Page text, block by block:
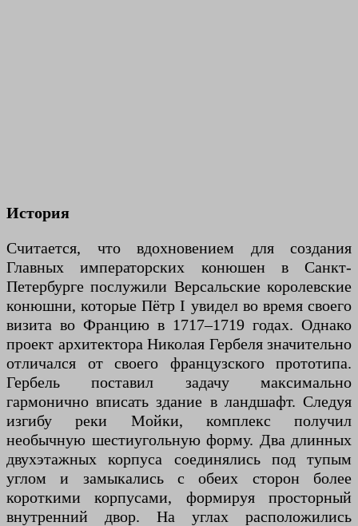
История
Считается, что вдохновением для создания
Главных императорских конюшен в Санкт-
Петербурге послужили Версальские королевские
конюшни, которые Пётр I увидел во время своего
визита во Францию в 1717–1719 годах. Однако
проект архитектора Николая Гербеля значительно
отличался от своего французского прототипа.
Гербель поставил задачу максимально
гармонично вписать здание в ландшафт. Следуя
изгибу реки Мойки, комплекс получил
необычную шестиугольную форму. Два длинных
двухэтажных корпуса соединялись под тупым
углом и замыкались с обеих сторон более
короткими корпусами, формируя просторный
внутренний двор. На углах расположились